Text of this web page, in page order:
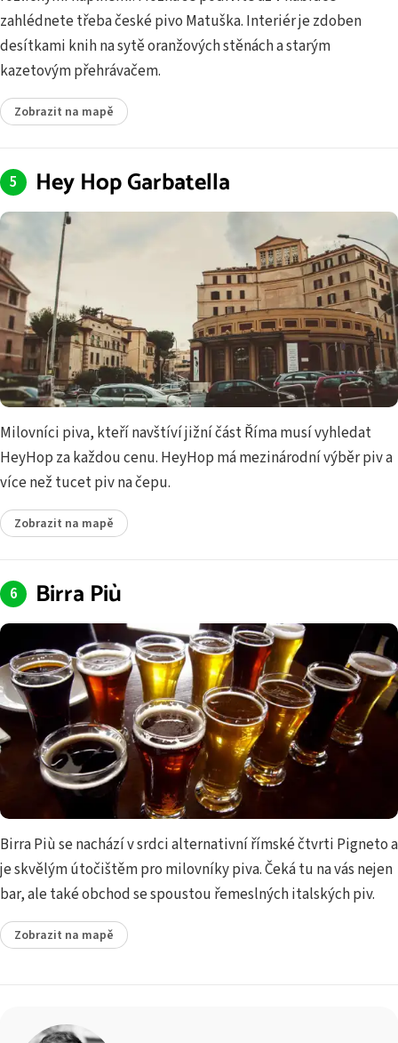
zahlédnete třeba české pivo Matuška. Interiér je zdoben
desítkami knih na sytě oranžových stěnách a starým
kazetovým přehrávačem.
Zobrazit na mapě
Hey Hop Garbatella
Milovníci piva, kteří navštíví jižní část Říma musí vyhledat
HeyHop za každou cenu. HeyHop má mezinárodní výběr piv a
více než tucet piv na čepu.
Zobrazit na mapě
Birra Più
Birra Più se nachází v srdci alternativní římské čtvrti Pigneto a
je skvělým útočištěm pro milovníky piva. Čeká tu na vás nejen
bar, ale také obchod se spoustou řemeslných italských piv.
Zobrazit na mapě